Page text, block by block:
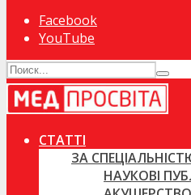
Facebook
YouTube
СТАТТІ
ЗА
НАУКОВІ